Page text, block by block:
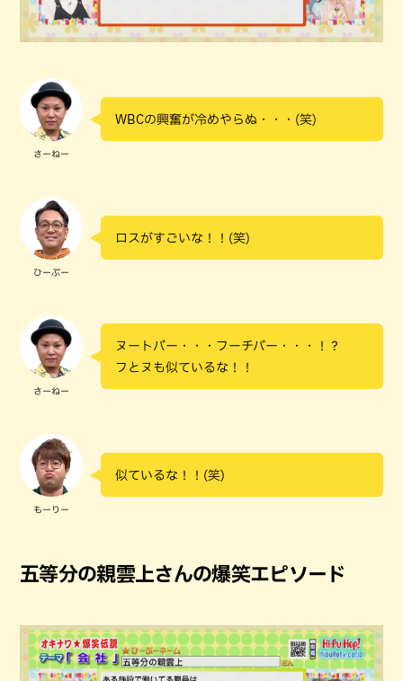
さーねー
WBCの興奮が冷めやらぬ・・・(笑)
ひーぷー
ロスがすごいな！！(笑)
さーねー
ヌートバー・・・フーチバー・・・！？
フとヌも似ているな！！
もーりー
似ているな！！(笑)
五等分の親雲上さんの爆笑エピソード